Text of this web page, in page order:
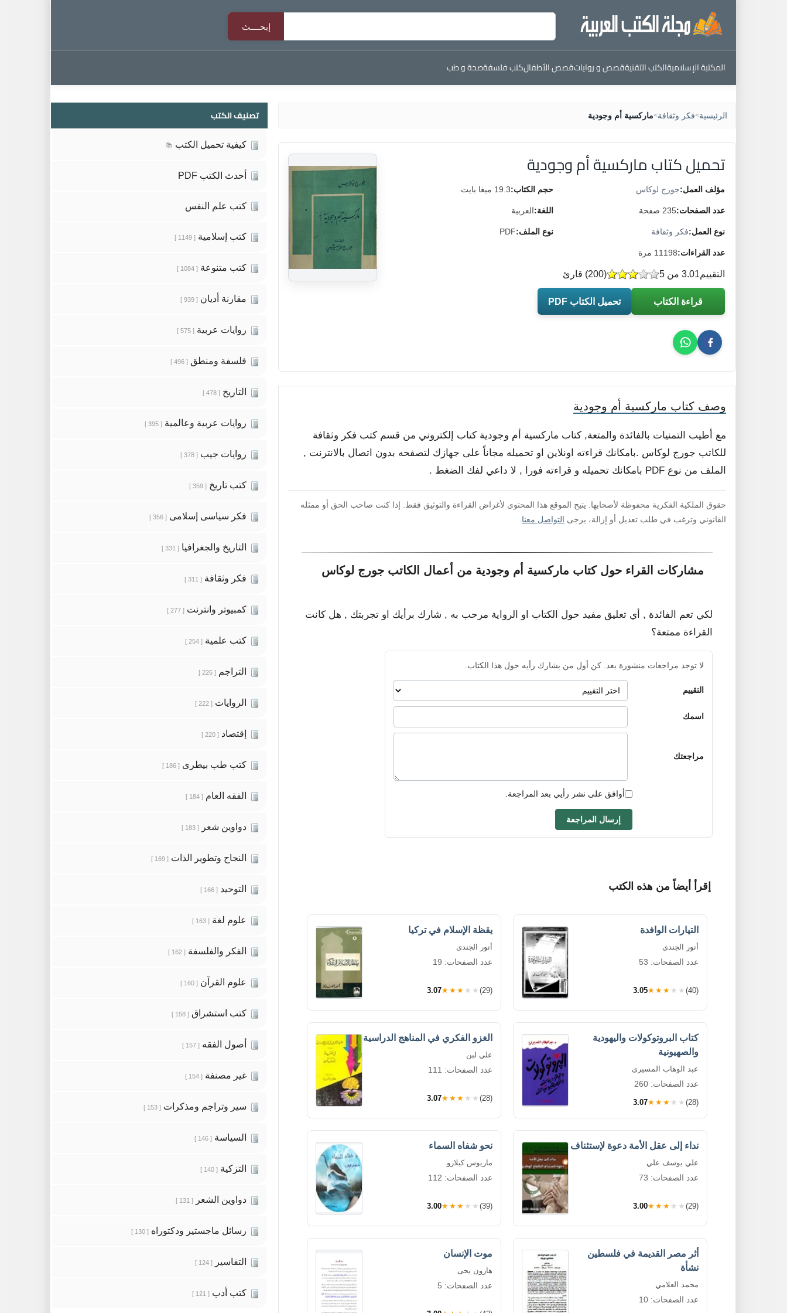
المكتبة الإسلاميةالكتب التقنيةقصص و رواياتقصص الأطفالكتب فلسفةصحة و طب
الرئيسية>فكر وثقافة>ماركسية أم وجودية
تحميل كتاب ماركسية أم وجودية
مؤلف العمل:جورج لوكاس حجم الكتاب:19.3 ميغا بايت
عدد الصفحات:235 صفحة اللغة:العربية
نوع العمل:فكر وثقافة نوع الملف:PDF
عدد القراءات:11198 مرة
التقييم (
200) قارئ 3.01 من 5
قراءة الكتاب تحميل الكتاب PDF
وصف كتاب ماركسية أم وجودية
مع أطيب التمنيات بالفائدة والمتعة, كتاب ماركسية أم وجودية كتاب إلكتروني من قسم كتب فكر وثقافة
للكاتب جورج لوكاس .بامكانك قراءته اونلاين او تحميله مجاناً على جهازك لتصفحه بدون اتصال بالانترنت ,
الملف من نوع PDF بامكانك تحميله و قراءته فورا , لا داعي لفك الضغط .
حقوق الملكية الفكرية محفوظة لأصحابها. يتيح الموقع هذا المحتوى لأغراض القراءة والتوثيق فقط. إذا كنت صاحب الحق أو ممثله
القانوني وترغب في طلب تعديل أو إزالة، يرجى التواصل معنا
مشاركات القراء حول كتاب ماركسية أم وجودية من أعمال الكاتب جورج لوكاس
لكي تعم الفائدة , أي تعليق مفيد حول الكتاب او الرواية مرحب به , شارك برأيك او تجربتك , هل كانت
القراءة ممتعة؟
لا توجد مراجعات منشورة بعد. كن أول من يشارك رأيه حول هذا الكتاب.
التقييم
اسمك
مراجعتك
أوافق على نشر رأيي بعد المراجعة.
إرسال المراجعة
إقرأ أيضاً من هذه الكتب
التيارات الوافدة
أنور الجندى
عدد الصفحات: 53
3.05★★★★★ (40)
يقظة الإسلام في تركيا
أنور الجندى
عدد الصفحات: 19
3.07★★★★★ (29)
كتاب البروتوكولات واليهودية
والصهيونية
عبد الوهاب المسيرى
عدد الصفحات: 260
3.07★★★★★ (28)
الغزو الفكري في المناهج الدراسية
علي لبن
عدد الصفحات: 111
3.07★★★★★ (28)
نداء إلى عقل الأمة دعوة لإستئناف
علي يوسف علي
عدد الصفحات: 73
3.00★★★★★ (29)
نحو شفاه السماء
ماريوس كيلارو
عدد الصفحات: 112
3.00★★★★★ (39)
أثر مصر القديمة في فلسطين
نشأة
محمد العلامي
عدد الصفحات: 10
موت الإنسان
هارون يحى
عدد الصفحات: 5
تصنيف الكتب
كيفية تحميل الكتب 📚
أحدث الكتب PDF
كتب علم النفس
كتب إسلامية [ 1149 ]
كتب متنوعة [ 1084 ]
مقارنة أديان [ 939 ]
روايات عربية [ 575 ]
فلسفة ومنطق [ 496 ]
التاريخ [ 478 ]
روايات عربية وعالمية [ 395 ]
روايات جيب [ 378 ]
كتب تاريخ [ 359 ]
فكر سياسى إسلامى [ 356 ]
التاريخ والجغرافيا [ 331 ]
فكر وثقافة [ 311 ]
كمبيوتر وانترنت [ 277 ]
كتب علمية [ 254 ]
التراجم [ 226 ]
الروايات [ 222 ]
إقتصاد [ 220 ]
كتب طب بيطرى [ 186 ]
الفقه العام [ 184 ]
دواوين شعر [ 183 ]
النجاح وتطوير الذات [ 169 ]
التوحيد [ 166 ]
علوم لغة [ 163 ]
الفكر والفلسفة [ 162 ]
علوم القرآن [ 160 ]
كتب استشراق [ 158 ]
أصول الفقه [ 157 ]
غير مصنفة [ 154 ]
سير وتراجم ومذكرات [ 153 ]
السياسة [ 146 ]
التزكية [ 140 ]
دواوين الشعر [ 131 ]
رسائل ماجستير ودكتوراه [ 130 ]
التفاسير [ 124 ]
كتب أدب [ 121 ]